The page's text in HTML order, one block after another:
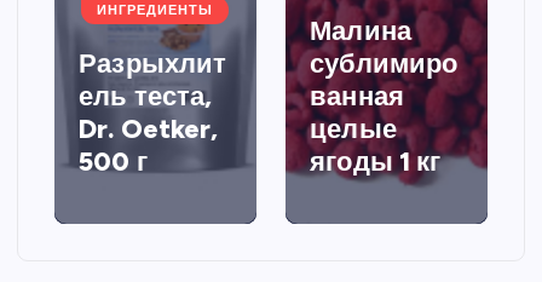
ИНГРЕДИЕНТЫ
Разрыхлит
ель теста,
Dr. Oetker,
500 г
Малина
сублимиро
ванная
целые
ягоды 1 кг